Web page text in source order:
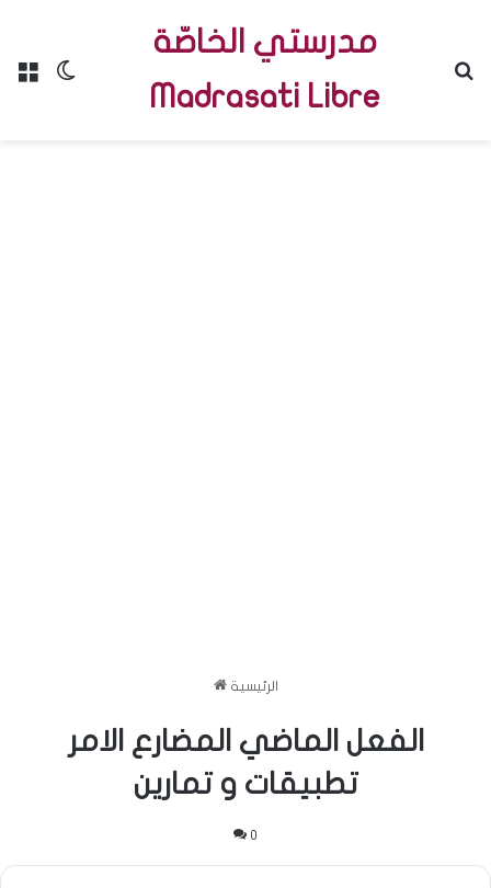
Menu
مدرستي الخاصّة
Madrasati Libre
الرئيسية
الفعل الماضي المضارع الامر
تطبيقات و تمارين
0